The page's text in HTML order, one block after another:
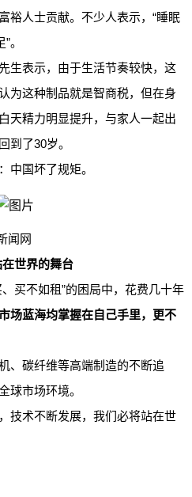
裕人士贡献。不少人表示， “睡眠
”。
生表示，由于生活节奏较快，这
为这种制品就是智商税，但在身
天精力明显提升，与家人一起出
到了30岁。
中国坏了规矩。
闻网
世界的舞台
买不如租”的困局中，花费几十年
场蓝海均掌握在自己手里，更不
、碳纤维等高端制造的不断追
球市场环境。
技术不断发展，我们必将站在世